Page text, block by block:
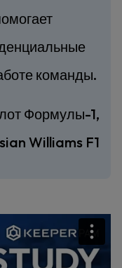
команды.
Формулы-1,
Williams F1